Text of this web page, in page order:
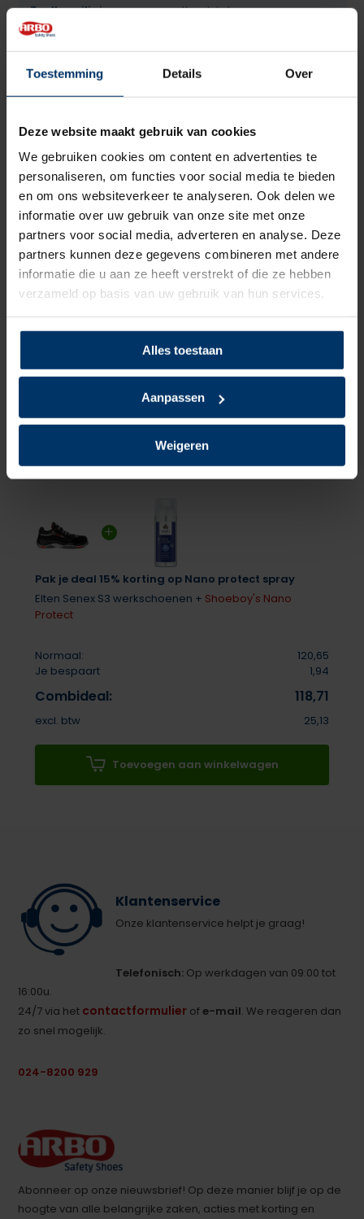
Toestemming Details Over
Deze website maakt gebruik van cookies
We gebruiken cookies om content en advertenties te
personaliseren, om functies voor social media te bieden
en om ons websiteverkeer te analyseren. Ook delen we
informatie over uw gebruik van onze site met onze
partners voor social media, adverteren en analyse. Deze
partners kunnen deze gegevens combineren met andere
informatie die u aan ze heeft verstrekt of die ze hebben
verzameld op basis van uw gebruik van hun services.
Alles toestaan
Aanpassen
Weigeren
Pak je deal 15% korting op Nano protect spray
Elten Senex S3 werkschoenen + Shoeboy's Nano
Protect
Normaal:
120,65
Je bespaart
1,94
Combideal: 118,71
excl. btw 25,13
Toevoegen aan winkelwagen
Zoolbeveiliging Kunststof
Overige specificaties
Kleur Zwart
Beoordelingen
0van5 Gebaseerd op 0 beoordeling(en)
Schrijf je eigen review
Er zijn nog geen reviews geschreven over dit product..
Klantenservice
Onze klantenservice helpt je graag!
Telefonisch: Op werkdagen van 09:00 tot
16:00u.
24/7 via het contactformulier ofe-mail. We reageren dan
zo snel mogelijk.
024-8200 929
Abonneer op onze nieuwsbrief! Op deze manier blijf je op de
hoogte van alle belangrijke zaken, acties met korting en